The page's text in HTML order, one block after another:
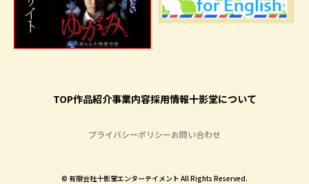
TOP作品紹介事業内容採用情報十影堂について
プライバシーポリシーお問い合わせ
©︎ 有限会社十影堂エンターテイメント All Rights Reserved.